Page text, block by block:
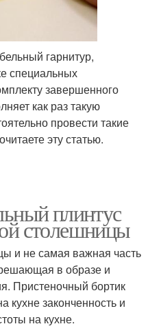
гарнитур,
специальных
завершенного
как раз такую
провести такие
эту статью.
плинтус
столешницы
и не самая важная часть
в образе и
Пристеночный бортик
кухне законченность и
на кухне.